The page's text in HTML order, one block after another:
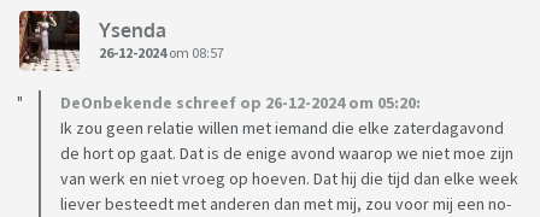
Ysenda
26-12-2024om 08:57
DeOnbekende schreef op 26-12-2024 om 05:20:
Ik zou geen relatie willen met iemand die elke zaterdagavond
de hort op gaat. Dat is de enige avond waarop we niet moe zijn
van werk en niet vroeg op hoeven. Dat hij die tijd dan elke week
liever besteedt met anderen dan met mij, zou voor mij een no-